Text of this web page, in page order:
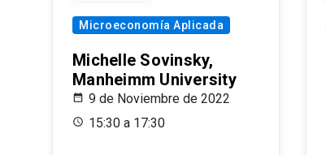
Microeconomía Aplicada
Michelle Sovinsky,
Manheimm University
9 de Noviembre de 2022
15:30 a 17:30